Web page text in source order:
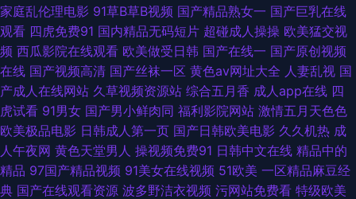
91诱惑视频 欧美AA在线观看 91n91c 大香蕉亚洲 日韩h网 91迷奸在线 国产
专区系列 亚洲色午夜 大香蕉av久久 欧美日韩国产综合 亚洲综合下一篇28p
操人妖屁眼 高清日韩av无码网址 亚洲欧美日韩成人 国产91视频网 1024成
人小说 海角乱军 91AV夫妻 国产福利av网 一级片欧美 欧美a片网址 91网站
入囗 欧美淫啪啪重囗味合集 午夜在线电影 精品久久噜噜 91官方视频网站 久
家庭乱伦理电影 91草B草B视频 国产精品熟女一 国产巨乳在线
观看 四虎免费91 国内精品无码短片 超碰成人操操 欧美猛交视
频 西瓜影院在线观看 欧美做受日韩 国产在线一 国产原创视频
在线 国产视频高清 国产丝袜一区 黄色av网址大全 人妻乱视 国
产成人在线网站 久草视频资源站 综合五月香 成人app在线 四
虎试看 91男女 国产男小鲜肉同 福利影院网站 激情五月天色色
欧美极品电影 日韩成人第一页 国产日韩欧美电影 久久机热 成
人午夜网 黄色天堂男人 操视频免费91 日韩中文在线 精品中的
精品 97国产精品视频 91美女在线视频 51欧美 一区精品麻豆经
典 国产在线观看资源 波多野洁衣视频 污网站免费看 特级欧美